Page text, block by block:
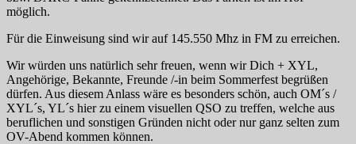
möglich.
Für die Einweisung sind wir auf 145.550 Mhz in FM zu erreichen.
Wir würden uns natürlich sehr freuen, wenn wir Dich + XYL,
Angehörige, Bekannte, Freunde /-in beim Sommerfest begrüßen
dürfen. Aus diesem Anlass wäre es besonders schön, auch OM´s /
XYL´s, YL´s hier zu einem visuellen QSO zu treffen, welche aus
beruflichen und sonstigen Gründen nicht oder nur ganz selten zum
OV-Abend kommen können.